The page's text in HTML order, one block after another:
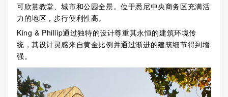
可欣赏教堂、城市和公园全景。位于悉尼中央商务区充满活
力的地区，步行便利性高。
King & Phillip通过独特的设计尊重其永恒的建筑环境传
统，其设计灵感来自黄金比例并通过渐进的建筑细节得到增
强。